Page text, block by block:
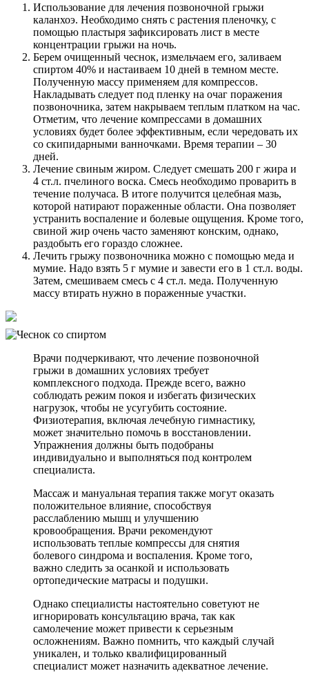
Использование для лечения позвоночной грыжи
каланхоэ. Необходимо снять с растения пленочку, с
помощью пластыря зафиксировать лист в месте
концентрации грыжи на ночь.
Берем очищенный чеснок, измельчаем его, заливаем
спиртом 40% и настаиваем 10 дней в темном месте.
Полученную массу применяем для компрессов.
Накладывать следует под пленку на очаг поражения
позвоночника, затем накрываем теплым платком на час.
Отметим, что лечение компрессами в домашних
условиях будет более эффективным, если чередовать их
со скипидарными ванночками. Время терапии – 30
дней.
Лечение свиным жиром. Следует смешать 200 г жира и
4 ст.л. пчелиного воска. Смесь необходимо проварить в
течение получаса. В итоге получится целебная мазь,
которой натирают пораженные области. Она позволяет
устранить воспаление и болевые ощущения. Кроме того,
свиной жир очень часто заменяют конским, однако,
раздобыть его гораздо сложнее.
Лечить грыжу позвоночника можно с помощью меда и
мумие. Надо взять 5 г мумие и завести его в 1 ст.л. воды.
Затем, смешиваем смесь с 4 ст.л. меда. Полученную
массу втирать нужно в пораженные участки.
Врачи подчеркивают, что лечение позвоночной
грыжи в домашних условиях требует
комплексного подхода. Прежде всего, важно
соблюдать режим покоя и избегать физических
нагрузок, чтобы не усугубить состояние.
Физиотерапия, включая лечебную гимнастику,
может значительно помочь в восстановлении.
Упражнения должны быть подобраны
индивидуально и выполняться под контролем
специалиста.
Массаж и мануальная терапия также могут оказать
положительное влияние, способствуя
расслаблению мышц и улучшению
кровообращения. Врачи рекомендуют
использовать теплые компрессы для снятия
болевого синдрома и воспаления. Кроме того,
важно следить за осанкой и использовать
ортопедические матрасы и подушки.
Однако специалисты настоятельно советуют не
игнорировать консультацию врача, так как
самолечение может привести к серьезным
осложнениям. Важно помнить, что каждый случай
уникален, и только квалифицированный
специалист может назначить адекватное лечение.